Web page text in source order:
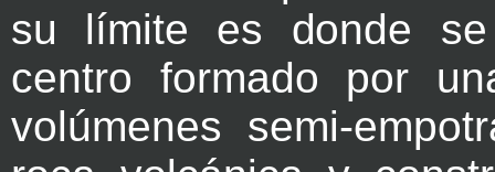
su límite es donde
centro formado por
volúmenes semi-